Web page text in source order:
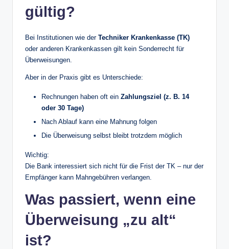
gültig?
Bei Institutionen wie der Techniker Krankenkasse (TK)
oder anderen Krankenkassen gilt kein Sonderrecht für
Überweisungen.
Aber in der Praxis gibt es Unterschiede:
Rechnungen haben oft ein Zahlungsziel (z. B. 14
oder 30 Tage)
Nach Ablauf kann eine Mahnung folgen
Die Überweisung selbst bleibt trotzdem möglich
Wichtig:
Die Bank interessiert sich nicht für die Frist der TK – nur der
Empfänger kann Mahngebühren verlangen.
Was passiert, wenn eine
Überweisung „zu alt“
ist?